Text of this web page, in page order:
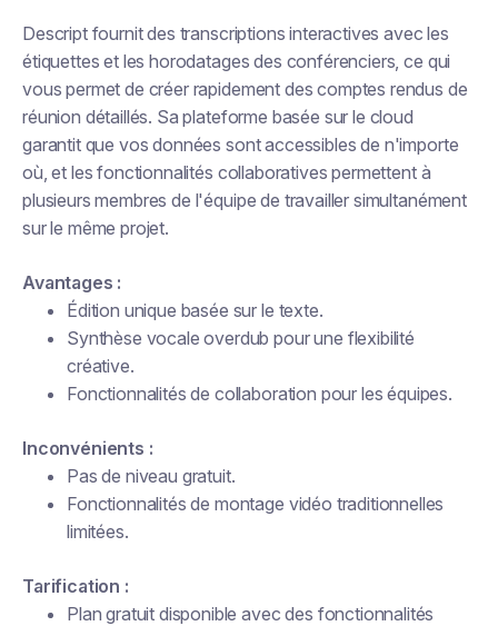
Descript fournit des transcriptions interactives avec les
étiquettes et les horodatages des conférenciers, ce qui
vous permet de créer rapidement des comptes rendus de
réunion détaillés. Sa plateforme basée sur le cloud
garantit que vos données sont accessibles de n'importe
où, et les fonctionnalités collaboratives permettent à
plusieurs membres de l'équipe de travailler simultanément
sur le même projet.
Avantages :
Édition unique basée sur le texte.
Synthèse vocale overdub pour une flexibilité
créative.
Fonctionnalités de collaboration pour les équipes.
Inconvénients :
Pas de niveau gratuit.
Fonctionnalités de montage vidéo traditionnelles
limitées.
Tarification :
Plan gratuit disponible avec des fonctionnalités